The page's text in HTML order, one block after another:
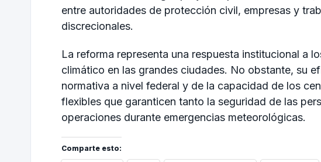
entre autoridades de protección civil, empresas y
discrecionales.
La reforma representa una respuesta institucional a
climático en las grandes ciudades. No obstante, su
normativa a nivel federal y de la capacidad de los
flexibles que garanticen tanto la seguridad de las
operaciones durante emergencias meteorológicas.
Comparte esto: